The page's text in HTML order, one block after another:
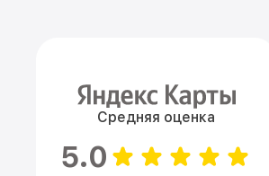
Средняя оценка
5.0